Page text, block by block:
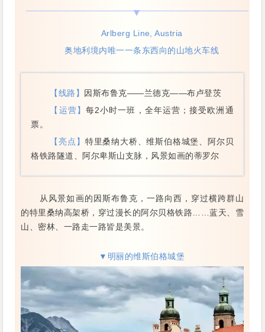
Arlberg Line, Austria
奥地利境内唯一一条东西向的山地火车线
【线路】 因斯布鲁克——兰德克——布卢登茨
【运营】 每2小时一班，全年运营；接受欧洲通
票。
【亮点】 特里桑纳大桥、维斯伯格城堡、阿尔贝
格铁路隧道、阿尔卑斯山支脉，风景如画的蒂罗尔
从风景如画的因斯布鲁克，一路向西，穿过横跨群山
的特里桑纳高架桥，穿过漫长的阿尔贝格铁路……蓝天、雪
山、密林、一路走一路皆是美景。
▼明丽的维斯伯格城堡